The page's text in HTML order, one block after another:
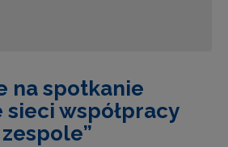
na spotkanie
współpracy